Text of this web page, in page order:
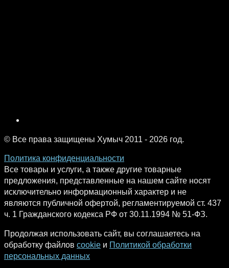
© Все права защищены Хумыч 2011 - 2026 год.
Политика конфиденциальности
Все товары и услуги, а также другие товарные
предложения, представленные на нашем сайте носят
исключительно информационный характер и не
являются публичной офертой, регламентируемой ст. 437
ч. 1 Гражданского кодекса РФ от 30.11.1994 № 51-ФЗ.
Продолжая использовать сайт, вы соглашаетесь на
обработку файлов cookie и Политикой обработки
персональных данных